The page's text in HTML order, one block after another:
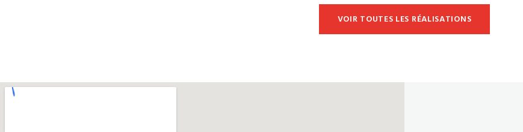
PLOMBERIEVOIR TOUTES LES RÉALISATIONS